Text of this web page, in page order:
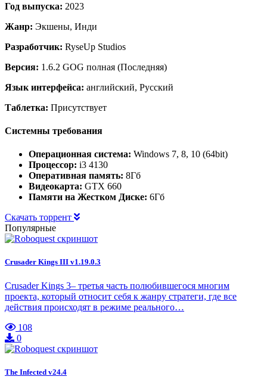
Год выпуска: 2023
Жанр: Экшены, Инди
Разработчик: RyseUp Studios
Версия: 1.6.2 GOG полная (Последняя)
Язык интерфейса: английский, Русский
Таблетка: Присутствует
Системны требования
Операционная система: Windows 7, 8, 10 (64bit)
Процессор: i3 4130
Оперативная память: 8Гб
Видеокарта: GTX 660
Памяти на Жестком Диске: 6Гб
Скачать торрент
Популярные
Crusader Kings III v1.19.0.3
Crusader Kings 3– третья часть полюбившегося многим
проекта, который относит себя к жанру стратеги, где все
действия происходят в режиме реального…
108
0
The Infected v24.4